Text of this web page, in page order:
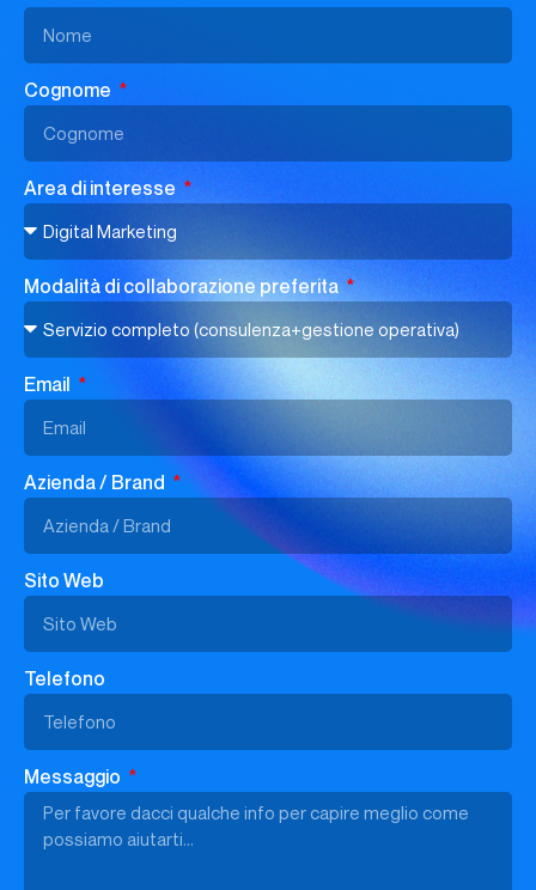
Cognome
Area di interesse
Modalità di collaborazione preferita
Email
Azienda / Brand
Sito Web
Telefono
Messaggio